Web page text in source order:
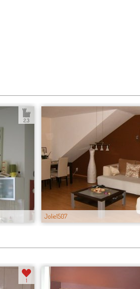
2.3
Jolie1507
1